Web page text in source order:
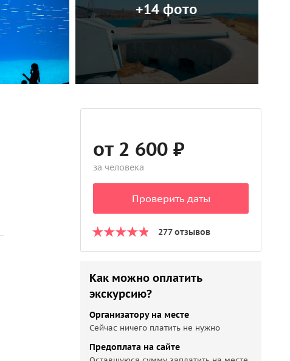
+14 фото
от 2 600 ₽
за человека
Проверить даты
277 отзывов
Как можно оплатить
экскурсию?
Организатору на месте
Сейчас ничего платить не нужно
Предоплата на сайте